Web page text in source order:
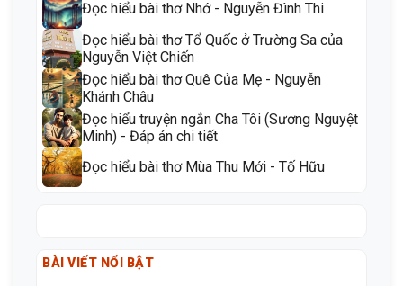
Đọc hiểu bài thơ Nhớ - Nguyễn Đình Thi
Đọc hiểu bài thơ Tổ Quốc ở Trường Sa của
Nguyễn Việt Chiến
Đọc hiểu bài thơ Quê Của Mẹ - Nguyễn
Khánh Châu
Đọc hiểu truyện ngắn Cha Tôi (Sương Nguyệt
Minh) - Đáp án chi tiết
Đọc hiểu bài thơ Mùa Thu Mới - Tố Hữu
BÀI VIẾT NỔI BẬT